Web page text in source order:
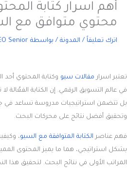
أهم اسرار كتابة
محتوي متوافق مع
اترك تعليقاً / المدونة / بواسطة Senior
تعتبر اسرار مقالات سيو وكتابة المحتوي أحد
في عالم التسويق الرقمي. إن الكتابة الفعّالة
بل تتضمن استراتيجيات مدروسة تساعد
وتحقيق أفضل نتائج على محركات البحث.
فهم عناصر الكتابة المتوافقة مع السيو،
بشكل استراتيجي، هما ما يميز المحتوى
المراتب الأولى في نتائج البحث. لتحقيق هذا